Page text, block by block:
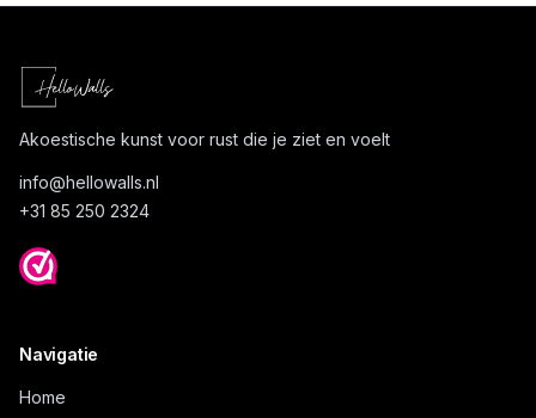
Akoestische kunst voor rust die je ziet en voelt
info@hellowalls.nl
+31 85 250 2324
Navigatie
Home